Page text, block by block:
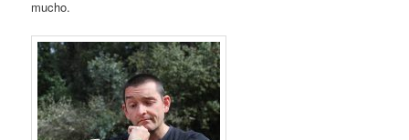
mucho.